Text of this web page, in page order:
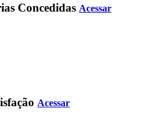
Concedidas Acessar
Acessar